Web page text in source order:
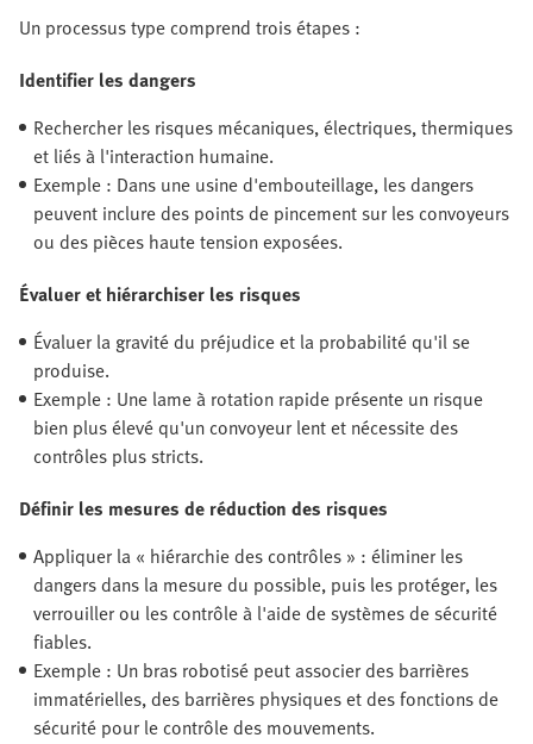
Un processus type comprend trois étapes :
Identifier les dangers
Rechercher les risques mécaniques, électriques, thermiques
et liés à l'interaction humaine.
Exemple : Dans une usine d'embouteillage, les dangers
peuvent inclure des points de pincement sur les convoyeurs
ou des pièces haute tension exposées.
Évaluer et hiérarchiser les risques
Évaluer la gravité du préjudice et la probabilité qu'il se
produise.
Exemple : Une lame à rotation rapide présente un risque
bien plus élevé qu'un convoyeur lent et nécessite des
contrôles plus stricts.
Définir les mesures de réduction des risques
Appliquer la « hiérarchie des contrôles » : éliminer les
dangers dans la mesure du possible, puis les protéger, les
verrouiller ou les contrôle à l'aide de systèmes de sécurité
fiables.
Exemple : Un bras robotisé peut associer des barrières
immatérielles, des barrières physiques et des fonctions de
sécurité pour le contrôle des mouvements.